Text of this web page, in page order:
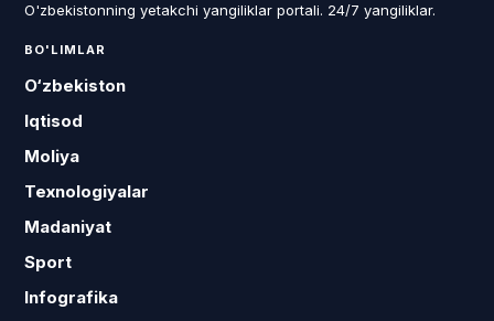
O'zbekistonning yetakchi yangiliklar portali. 24/7 yangiliklar.
BO'LIMLAR
O‘zbekiston
Iqtisod
Moliya
Texnologiyalar
Madaniyat
Sport
Infografika